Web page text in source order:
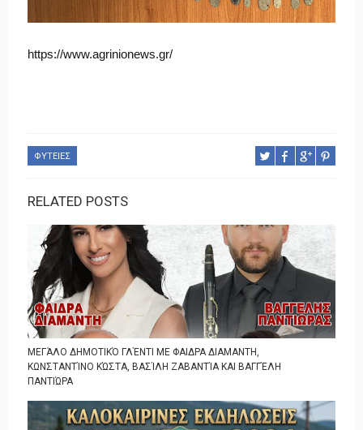
https://www.agrinionews.gr/
ΦΥΤΕΙΕΣ
RELATED POSTS
ΜΕΓΆΛΟ ΔΗΜΟΤΙΚΌ ΓΛΈΝΤΙ ΜΕ ΦΑΙΔΡΑ ΔΙΑΜΑΝΤΗ,
ΚΩΝΣΤΑΝΤΊΝΟ ΚΏΣΤΑ, ΒΑΣΊΛΗ ΖΑΒΑΝΤΊΑ ΚΑΙ ΒΑΓΓΈΛΗ
ΠΑΝΤΙΏΡΑ